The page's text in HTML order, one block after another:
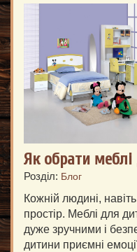
Як обрати
Розділ: Блог
Кожній людині,
простір. Меблі для
дуже зручними і
дитини приємні